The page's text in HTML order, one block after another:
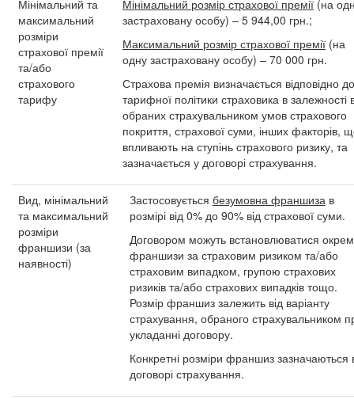
Мінімальний та
максимальний
розміри
страхової премії
та/або
страхового
тарифу
Мінімальний розмір страхової премії (на
застраховану особу) – 5 944,00 грн.;
Максимальний розмір страхової премії (на
одну застраховану особу) – 70 000 грн.
Страхова премія визначається відповідно до
тарифної політики страховика в залежності
обраних страхувальником умов страхового
покриття, страхової суми, інших факторів,
впливають на ступінь страхового ризику, та
зазначається у договорі страхування.
Вид, мінімальний
та максимальний
розміри
франшизи (за
наявності)
Застосовується безумовна франшизав
розмірі від 0% до 90% від страхової суми.
Договором можуть встановлюватися
франшизи за страховим ризиком та/або
страховим випадком, групою страхових
ризиків та/або страхових випадків тощо.
Розмір франшиз залежить від варіанту
страхування, обраного страхувальником
укладанні договору.
Конкретні розміри франшиз зазначаються
договорі страхування.